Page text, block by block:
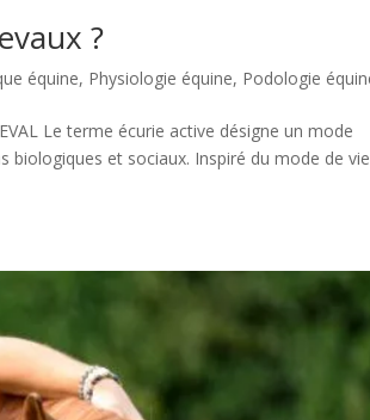
?
équine, Physiologie équine, Podologie
Le terme écurie active désigne un mode
biologiques et sociaux. Inspiré du mode de vie